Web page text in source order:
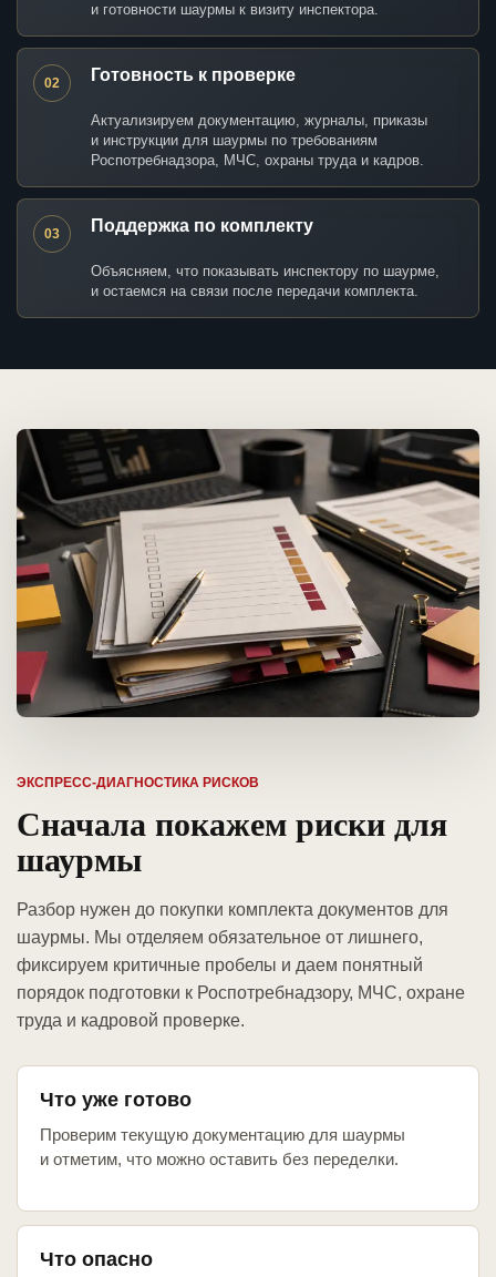
и готовности шаурмы к визиту инспектора.
02 Готовность к проверке
Актуализируем документацию, журналы, приказы
и инструкции для шаурмы по требованиям
Роспотребнадзора, МЧС, охраны труда и кадров.
03 Поддержка по комплекту
Объясняем, что показывать инспектору по шаурме,
и остаемся на связи после передачи комплекта.
ЭКСПРЕСС-ДИАГНОСТИКА РИСКОВ
Сначала покажем риски для
шаурмы
Разбор нужен до покупки комплекта документов для
шаурмы. Мы отделяем обязательное от лишнего,
фиксируем критичные пробелы и даем понятный
порядок подготовки к Роспотребнадзору, МЧС, охране
труда и кадровой проверке.
Что уже готово
Проверим текущую документацию для шаурмы
и отметим, что можно оставить без переделки.
Что опасно